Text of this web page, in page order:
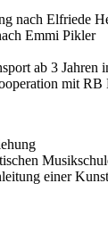
nach Elfriede
Emmi Pikler
ab 3
mit
einer